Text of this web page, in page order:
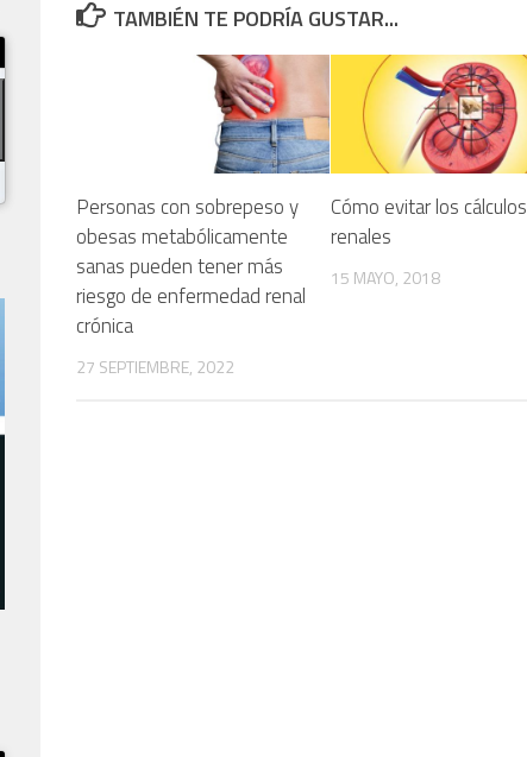
TAMBIÉN TE PODRÍA GUSTAR...
Personas con sobrepeso y
obesas metabólicamente
sanas pueden tener más
riesgo de enfermedad renal
crónica
27 SEPTIEMBRE, 2022
Cómo evitar los cálculos
renales
15 MAYO, 2018